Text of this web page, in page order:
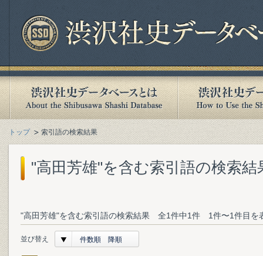
トップ 索引語の検索結果
"高田芳雄"を含む索引語の検索結
"高田芳雄"を含む索引語の検索結果 全1件中1件 1件〜1件目を
並び替え 件数順 降順